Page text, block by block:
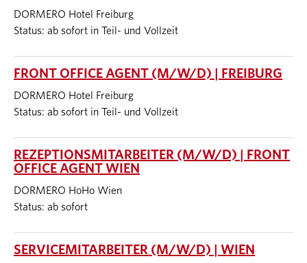
DORMERO Hotel Freiburg
Status: ab sofort in Teil- und Vollzeit
FRONT OFFICE AGENT (M/W/D) | FREIBURG
DORMERO Hotel Freiburg
Status: ab sofort in Teil- und Vollzeit
REZEPTIONSMITARBEITER (M/W/D) | FRONT
OFFICE AGENT WIEN
DORMERO HoHo Wien
Status: ab sofort
SERVICEMITARBEITER (M/W/D) | WIEN